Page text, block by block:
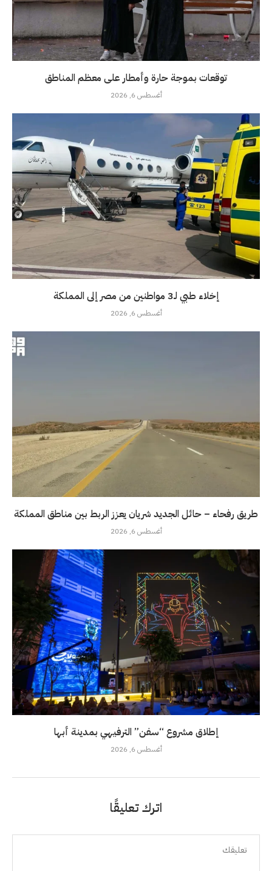
توقعات بموجة حارة وأمطار على معظم المناطق
أغسطس 6, 2026
إخلاء طبي لـ3 مواطنين من مصر إلى المملكة
أغسطس 6, 2026
طريق رفحاء – حائل الجديد شريان يعزز الربط بين مناطق المملكة
أغسطس 6, 2026
إطلاق مشروع “سفن” الترفيهي بمدينة أبها
أغسطس 6, 2026
اترك تعليقًا